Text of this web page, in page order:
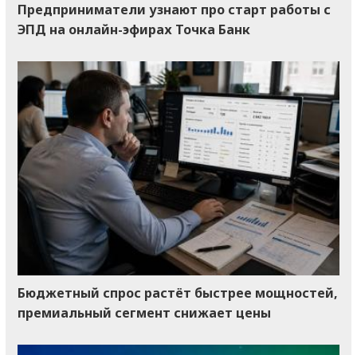
Предприниматели узнают про старт работы с
ЭПД на онлайн-эфирах Точка Банк
Бюджетный спрос растёт быстрее мощностей,
премиальный сегмент снижает цены